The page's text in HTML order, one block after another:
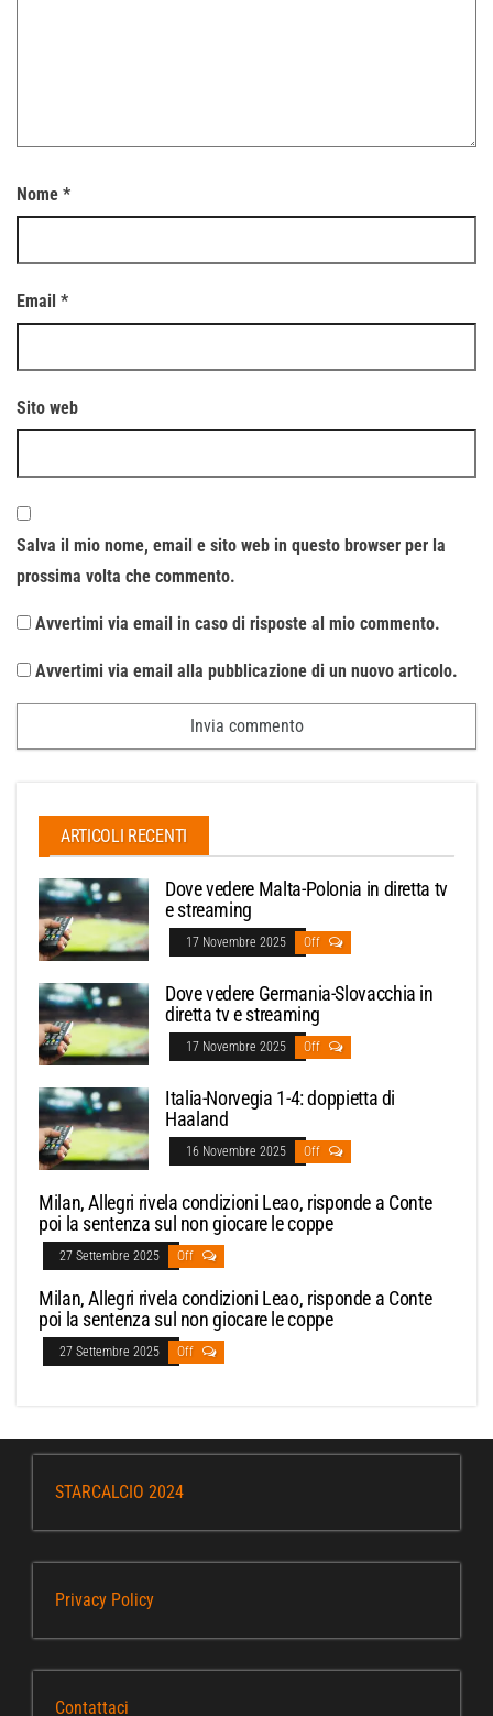
Nome *
Email *
Sito web
Salva il mio nome, email e sito web in questo browser per la
prossima volta che commento.
Avvertimi via email in caso di risposte al mio commento.
Avvertimi via email alla pubblicazione di un nuovo articolo.
ARTICOLI RECENTI
Dove vedere Malta-Polonia in diretta tv
e streaming
17 Novembre 2025 Off
Dove vedere Germania-Slovacchia in
diretta tv e streaming
17 Novembre 2025 Off
Italia-Norvegia 1-4: doppietta di
Haaland
16 Novembre 2025 Off
Milan, Allegri rivela condizioni Leao, risponde a Conte
poi la sentenza sul non giocare le coppe
27 Settembre 2025 Off
Milan, Allegri rivela condizioni Leao, risponde a Conte
poi la sentenza sul non giocare le coppe
27 Settembre 2025 Off
STARCALCIO 2024
Privacy Policy
Contattaci